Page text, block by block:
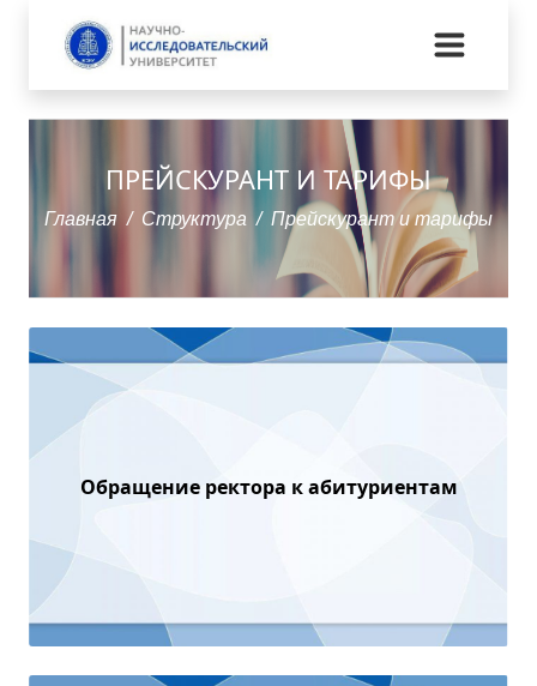
ПРЕЙСКУРАНТ И ТАРИФЫ
Главная Структура Прейскурант и тарифы
Обращение ректора к абитуриентам